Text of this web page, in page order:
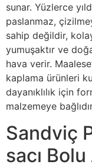
sunar. Yüzlerce
paslanmaz,
sahip değildir,
yumuşaktır ve
hava verir.
kaplama ürünleri
dayanıklılık için
malzemeye
Sandviç
sacı